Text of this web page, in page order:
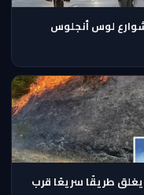
لوس أنجلوس
ويغلق طريقًا سريعًا قرب